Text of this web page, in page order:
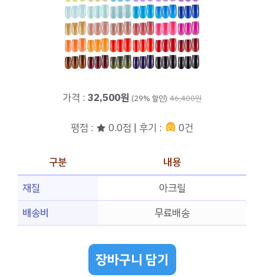
가격 : 32,500원 (29% 할인) 46,400원
평점 : ★ 0.0점 | 후기 : 0건
구분
내용
재질
아크릴
배송비
무료배송
장바구니 담기